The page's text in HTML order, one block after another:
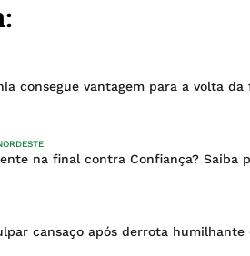
consegue vantagem para a volta da
na final contra Confiança? Saiba
cansaço após derrota humilhante